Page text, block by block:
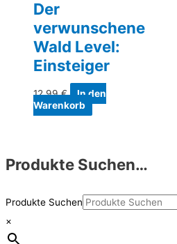
Der
verwunschene
Wald Level:
Einsteiger
12,99€
In den
Warenkorb
Produkte Suchen…
Produkte Suchen
×